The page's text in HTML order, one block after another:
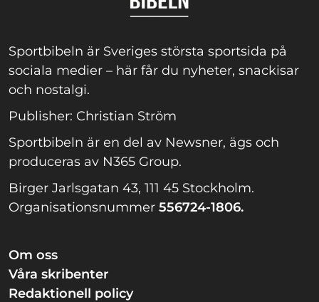
Sportbibeln är Sveriges största sportsida på
sociala medier – här får du nyheter, snackisar
och nostalgi.
Publisher: Christian Ström
Sportbibeln är en del av Newsner, ägs och
produceras av N365 Group.
Birger Jarlsgatan 43, 111 45 Stockholm.
Organisationsnummer 556724-1806.
Om oss
Våra skribenter
Redaktionell policy